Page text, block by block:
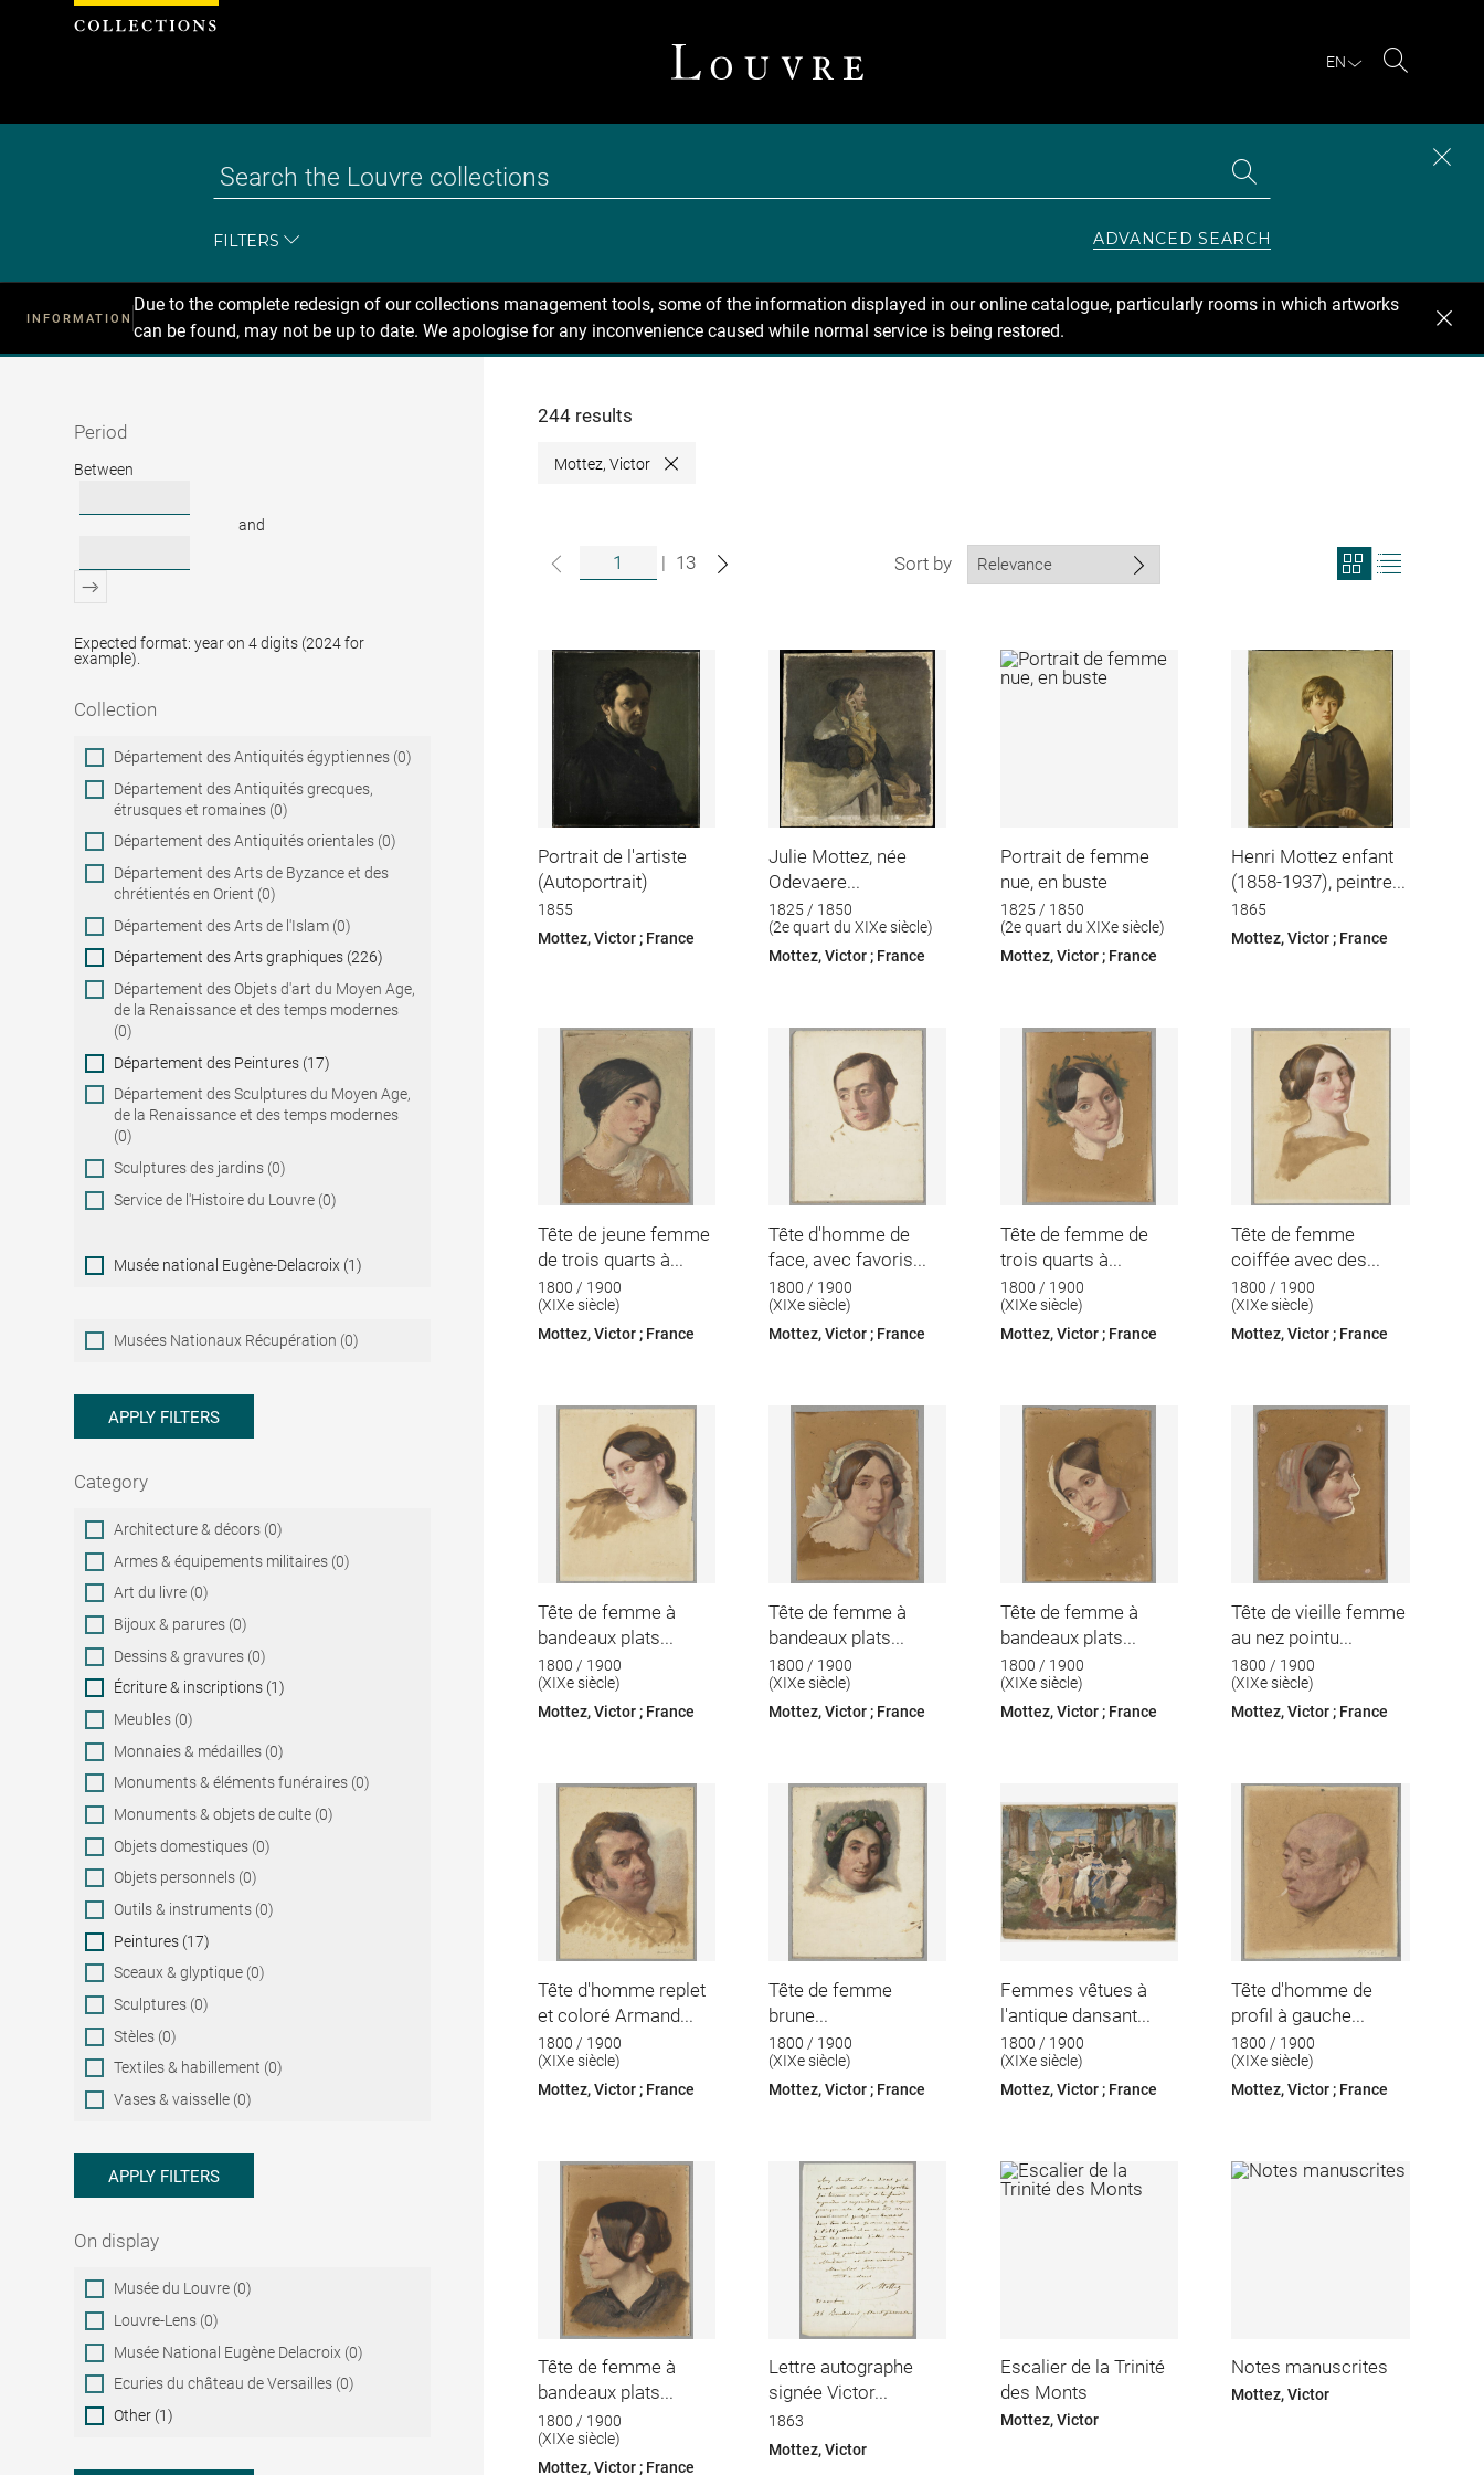
EN
FILTERS ADVANCED SEARCH
INFORMATION
Due to the complete redesign of our collections management tools, some of the information displayed in our online catalogue, particularly rooms in which artworks
can be found, may not be up to date. We apologise for any inconvenience caused while normal service is being restored.
Recherche
Period
Period
Between
and
Expected format: year on 4 digits (2024 for
example).
Collection
Collection
Département des Antiquités égyptiennes (0)
Département des Antiquités grecques,
étrusques et romaines (0)
Département des Antiquités orientales (0)
Département des Arts de Byzance et des
chrétientés en Orient (0)
Département des Arts de l'Islam (0)
Département des Arts graphiques (226)
Département des Objets d'art du Moyen Age,
de la Renaissance et des temps modernes
(0)
Département des Peintures (17)
Département des Sculptures du Moyen Age,
de la Renaissance et des temps modernes
(0)
Sculptures des jardins (0)
Service de l'Histoire du Louvre (0)
Musée national Eugène-Delacroix (1)
Musées
Nationaux
Musées Nationaux Récupération (0)
APPLY FILTERS
Category
Category
Architecture & décors (0)
Armes & équipements militaires (0)
Art du livre (0)
Bijoux & parures (0)
Dessins & gravures (0)
Écriture & inscriptions (1)
Meubles (0)
Monnaies & médailles (0)
Monuments & éléments funéraires (0)
Monuments & objets de culte (0)
Objets domestiques (0)
Objets personnels (0)
Outils & instruments (0)
Peintures (17)
Sceaux & glyptique (0)
Sculptures (0)
Stèles (0)
Textiles & habillement (0)
Vases & vaisselle (0)
APPLY FILTERS
On display
On
display
Musée du Louvre (0)
Louvre-Lens (0)
Musée National Eugène Delacroix (0)
Ecuries du château de Versailles (0)
Other (1)
244 results
Mottez, Victor Close
| 13 Sort by
View
search
format
Portrait de l'artiste
(Autoportrait)
1855
Mottez, Victor ; France
Julie Mottez, née
Odevaere...
1825 / 1850
(2e quart du XIXe siècle)
Mottez, Victor ; France
Portrait de femme
nue, en buste
1825 / 1850
(2e quart du XIXe siècle)
Mottez, Victor ; France
Henri Mottez enfant
(1858-1937), peintre...
1865
Mottez, Victor ; France
Tête de jeune femme
de trois quarts à...
1800 / 1900
(XIXe siècle)
Mottez, Victor ; France
Tête d'homme de
face, avec favoris...
1800 / 1900
(XIXe siècle)
Mottez, Victor ; France
Tête de femme de
trois quarts à...
1800 / 1900
(XIXe siècle)
Mottez, Victor ; France
Tête de femme
coiffée avec des...
1800 / 1900
(XIXe siècle)
Mottez, Victor ; France
Tête de femme à
bandeaux plats...
1800 / 1900
(XIXe siècle)
Mottez, Victor ; France
Tête de femme à
bandeaux plats...
1800 / 1900
(XIXe siècle)
Mottez, Victor ; France
Tête de femme à
bandeaux plats...
1800 / 1900
(XIXe siècle)
Mottez, Victor ; France
Tête de vieille femme
au nez pointu...
1800 / 1900
(XIXe siècle)
Mottez, Victor ; France
Tête d'homme replet
et coloré Armand...
1800 / 1900
(XIXe siècle)
Mottez, Victor ; France
Tête de femme
brune...
1800 / 1900
(XIXe siècle)
Mottez, Victor ; France
Femmes vêtues à
l'antique dansant...
1800 / 1900
(XIXe siècle)
Mottez, Victor ; France
Tête d'homme de
profil à gauche...
1800 / 1900
(XIXe siècle)
Mottez, Victor ; France
Tête de femme à
bandeaux plats...
1800 / 1900
(XIXe siècle)
Mottez, Victor ; France
Lettre autographe
signée Victor...
1863
Mottez, Victor
Escalier de la Trinité
des Monts
Mottez, Victor
Notes manuscrites
Mottez, Victor
Cookies management panel